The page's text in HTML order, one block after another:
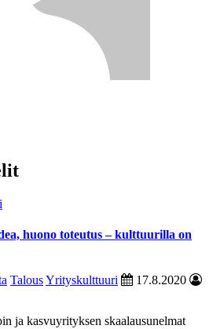
huono toteutus – kulttuurilla on
TalousYrityskulttuuri
17.8.2020
ja kasvuyrityksen skaalausunelmat